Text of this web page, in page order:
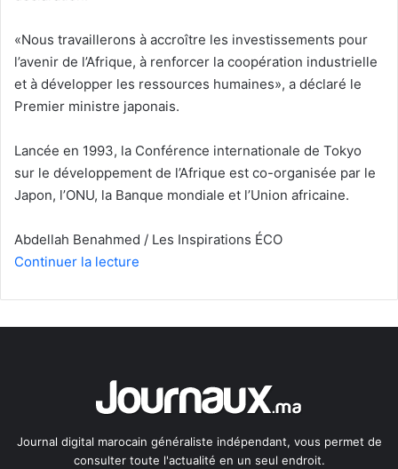
«Nous travaillerons à accroître les investissements pour
l’avenir de l’Afrique, à renforcer la coopération industrielle
et à développer les ressources humaines», a déclaré le
Premier ministre japonais.
Lancée en 1993, la Conférence internationale de Tokyo
sur le développement de l’Afrique est co-organisée par le
Japon, l’ONU, la Banque mondiale et l’Union africaine.
Abdellah Benahmed / Les Inspirations ÉCO
Continuer la lecture
Journal digital marocain généraliste indépendant, vous permet de
consulter toute l'actualité en un seul endroit.